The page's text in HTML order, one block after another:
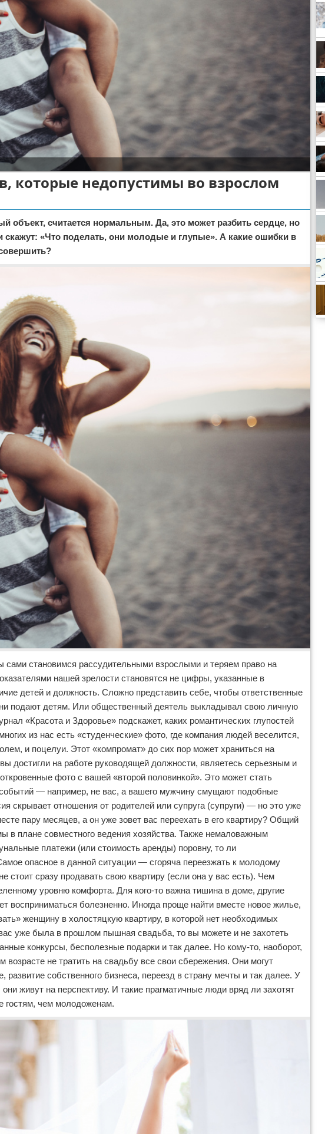
которые недопустимы во взрослом
считается нормальным. Да, это может разбить сердце, но
«Что поделать, они молодые и глупые». А какие ошибки в
сами становимся рассудительными взрослыми и теряем право на
нашей зрелости становятся не цифры, указанные в
детей и должность. Сложно представить себе, чтобы ответственные
подают детям. Или общественный деятель выкладывал свою личную
«Красота и Здоровье» подскажет, каких романтических глупостей
из нас есть «студенческие» фото, где компания людей веселится,
и поцелуи. Этот «компромат» до сих пор может храниться на
достигли на работе руководящей должности, являетесь серьезным и
фото с вашей «второй половинкой». Это может стать
— например, не вас, а вашего мужчину смущают подобные
скрывает отношения от родителей или супруга (супруги) — но это уже
пару месяцев, а он уже зовет вас переехать в его квартиру? Общий
плане совместного ведения хозяйства. Также немаловажным
платежи (или стоимость аренды) поровну, то ли
опасное в данной ситуации — сгоряча переезжать к молодому
стоит сразу продавать свою квартиру (если она у вас есть). Чем
уровню комфорта. Для кого-то важна тишина в доме, другие
восприниматься болезненно. Иногда проще найти вместе новое жилье,
женщину в холостяцкую квартиру, в которой нет необходимых
уже была в прошлом пышная свадьба, то вы можете и не захотеть
конкурсы, бесполезные подарки и так далее. Но кому-то, наоборот,
возрасте не тратить на свадьбу все свои сбережения. Они могут
собственного бизнеса, переезд в страну мечты и так далее. У
живут на перспективу. И такие прагматичные люди вряд ли захотят
гостям, чем молодоженам.